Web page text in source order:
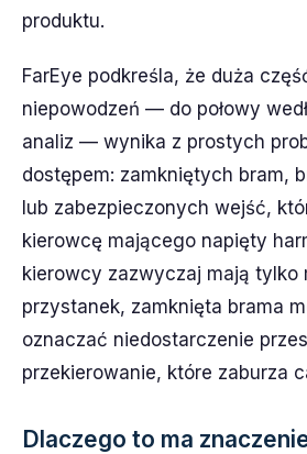
produktu.
FarEye podkreśla, że duża
niepowodzeń — do połowy
analiz — wynika z prostych
dostępem: zamkniętych bram,
lub zabezpieczonych wejść,
kierowcę mającego napięty
kierowcy zazwyczaj mają tylko
przystanek, zamknięta brama
oznaczać niedostarczenie
przekierowanie, które zaburza
Dlaczego to ma